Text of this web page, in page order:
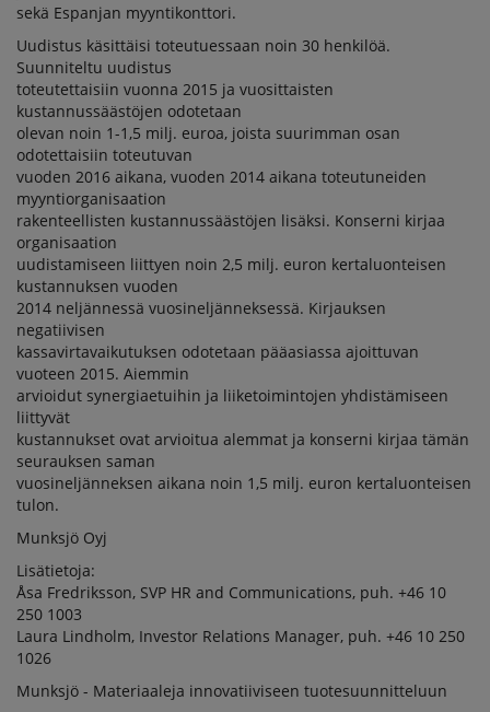
sekä Espanjan myyntikonttori.
Uudistus käsittäisi toteutuessaan noin 30 henkilöä.
Suunniteltu uudistus
toteutettaisiin vuonna 2015 ja vuosittaisten
kustannussäästöjen odotetaan
olevan noin 1-1,5 milj. euroa, joista suurimman osan
odotettaisiin toteutuvan
vuoden 2016 aikana, vuoden 2014 aikana toteutuneiden
myyntiorganisaation
rakenteellisten kustannussäästöjen lisäksi. Konserni kirjaa
organisaation
uudistamiseen liittyen noin 2,5 milj. euron kertaluonteisen
kustannuksen vuoden
2014 neljännessä vuosineljänneksessä. Kirjauksen
negatiivisen
kassavirtavaikutuksen odotetaan pääasiassa ajoittuvan
vuoteen 2015. Aiemmin
arvioidut synergiaetuihin ja liiketoimintojen yhdistämiseen
liittyvät
kustannukset ovat arvioitua alemmat ja konserni kirjaa tämän
seurauksen saman
vuosineljänneksen aikana noin 1,5 milj. euron kertaluonteisen
tulon.
Munksjö Oyj
Lisätietoja:
Åsa Fredriksson, SVP HR and Communications, puh. +46 10
250 1003
Laura Lindholm, Investor Relations Manager, puh. +46 10 250
1026
Munksjö - Materiaaleja innovatiiviseen tuotesuunnitteluun